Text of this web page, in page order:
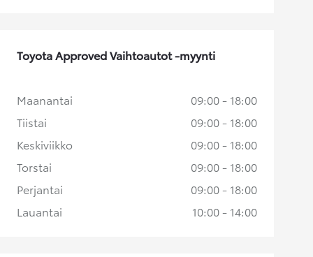
Toyota Approved Vaihtoautot -myynti
Maanantai
09:00 - 18:00
Tiistai
09:00 - 18:00
Keskiviikko
09:00 - 18:00
Torstai
09:00 - 18:00
Perjantai
09:00 - 18:00
Lauantai
10:00 - 14:00